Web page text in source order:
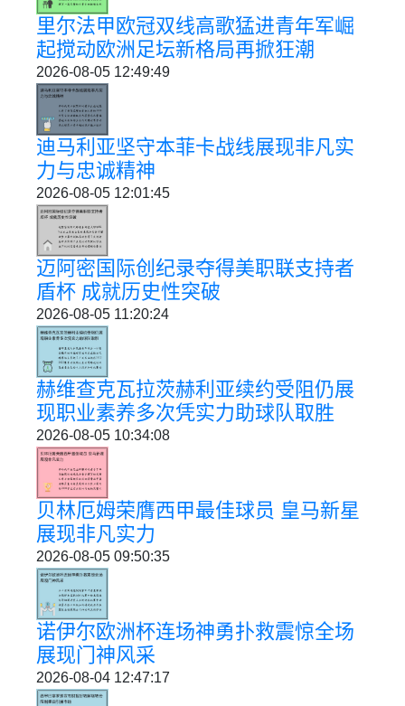
里尔法甲欧冠双线高歌猛进青年军崛
起搅动欧洲足坛新格局再掀狂潮
2026-08-05 12:49:49
迪马利亚坚守本菲卡战线展现非凡实
力与忠诚精神
2026-08-05 12:01:45
迈阿密国际创纪录夺得美职联支持者
盾杯 成就历史性突破
2026-08-05 11:20:24
赫维查克瓦拉茨赫利亚续约受阻仍展
现职业素养多次凭实力助球队取胜
2026-08-05 10:34:08
贝林厄姆荣膺西甲最佳球员 皇马新星
展现非凡实力
2026-08-05 09:50:35
诺伊尔欧洲杯连场神勇扑救震惊全场
展现门神风采
2026-08-04 12:47:17